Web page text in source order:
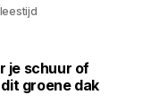
leestijd
je schuur of
groene dak